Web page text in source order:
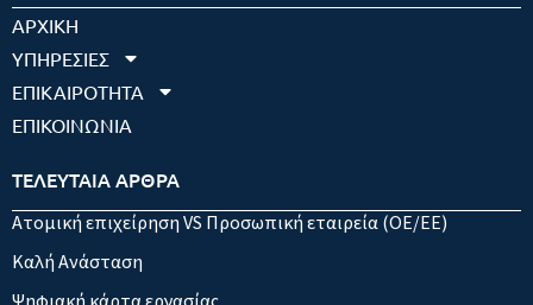
ΑΡΧΙΚΗ
ΥΠΗΡΕΣΙΕΣ
ΕΠΙΚΑΙΡΟΤΗΤΑ
ΕΠΙΚΟΙΝΩΝΙΑ
ΤΕΛΕΥΤΑΙΑ ΑΡΘΡΑ
Ατομική επιχείρηση VS Προσωπική εταιρεία (OE/EE)
Καλή Ανάσταση